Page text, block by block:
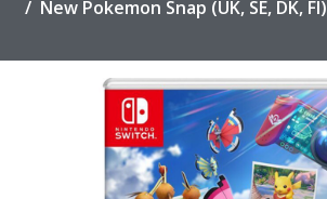
New Pokemon Snap (UK, SE, DK, FI)